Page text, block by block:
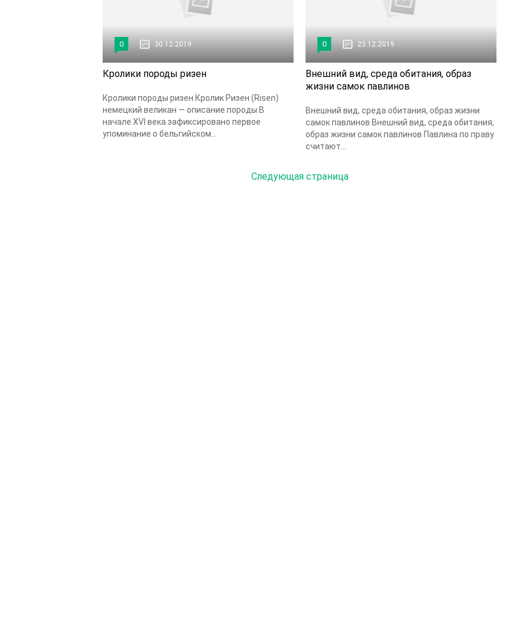
0 30.12.2019
Кролики породы ризен
Кролики породы ризен Кролик Ризен (Risen)
немецкий великан — описание породы В
начале XVI века зафиксировано первое
упоминание о бельгийском...
0 23.12.2019
Внешний вид, среда обитания, образ
жизни самок павлинов
Внешний вид, среда обитания, образ жизни
самок павлинов Внешний вид, среда обитания,
образ жизни самок павлинов Павлина по праву
считают...
Следующая страница